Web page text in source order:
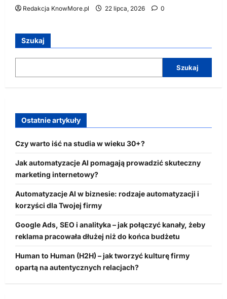
Redakcja KnowMore.pl 22 lipca, 2026 0
Szukaj
Szukaj
Ostatnie artykuły
Czy warto iść na studia w wieku 30+?
Jak automatyzacje AI pomagają prowadzić skuteczny
marketing internetowy?
Automatyzacje AI w biznesie: rodzaje automatyzacji i
korzyści dla Twojej firmy
Google Ads, SEO i analityka – jak połączyć kanały, żeby
reklama pracowała dłużej niż do końca budżetu
Human to Human (H2H) – jak tworzyć kulturę firmy
opartą na autentycznych relacjach?